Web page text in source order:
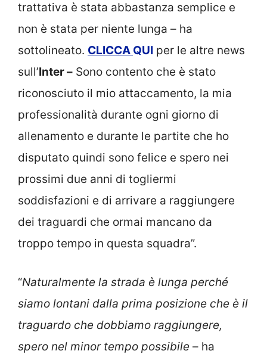
trattativa è stata abbastanza semplice e
non è stata per niente lunga – ha
sottolineato. CLICCA QUI per le altre news
sull’Inter – Sono contento che è stato
riconosciuto il mio attaccamento, la mia
professionalità durante ogni giorno di
allenamento e durante le partite che ho
disputato quindi sono felice e spero nei
prossimi due anni di togliermi
soddisfazioni e di arrivare a raggiungere
dei traguardi che ormai mancano da
troppo tempo in questa squadra”.
“Naturalmente la strada è lunga perché
siamo lontani dalla prima posizione che è il
traguardo che dobbiamo raggiungere,
spero nel minor tempo possibile – ha